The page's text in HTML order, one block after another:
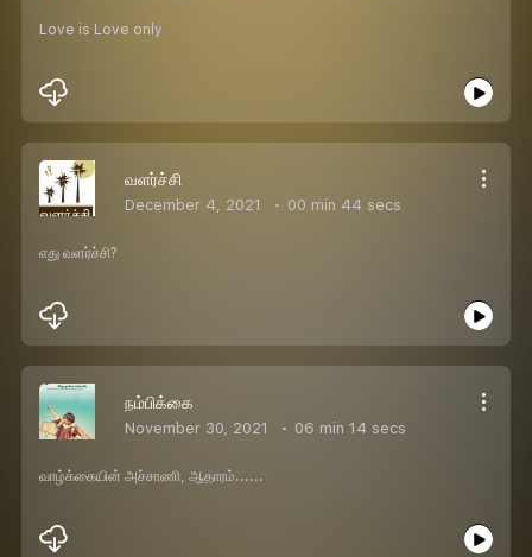
Love is Love only
வளர்ச்சி
December 4, 2021 00 min 44 secs
எது வளர்ச்சி?
நம்பிக்கை
November 30, 2021 06 min 14 secs
வாழ்க்கையின் அச்சாணி, ஆதாரம்......